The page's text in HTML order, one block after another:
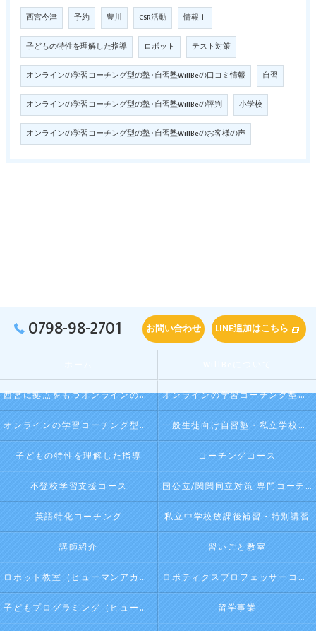
西宮今津 予約 豊川 CSR活動 情報Ⅰ
子どもの特性を理解した指導 ロボット テスト対策
オンラインの学習コーチング型の塾･自習塾WillBeの口コミ情報 自習
オンラインの学習コーチング型の塾･自習塾WillBeの評判 小学校
オンラインの学習コーチング型の塾･自習塾WillBeのお客様の声
0798-98-2701 お問い合わせ LINE追加はこちら
西宮に拠点をもつオンラインの学習コーチング型・映像授業型の塾･自習塾WillBeの口コミ情報 オンラインの学習コーチング型・映像授業型の塾･自習塾WillBeの評判
オンラインの学習コーチング型・映像授業型の塾･自習塾WillBeのお客様の声 一般生徒向け自習塾・私立学校向け放課後学習
子どもの特性を理解した指導 コーチングコース
不登校学習支援コース 国公立/関関同立対策 専門コーチング
英語特化コーチング 私立中学校放課後補習・特別講習
講師紹介 習いごと教室
ロボット教室（ヒューマンアカデミージュニアプログラム） ロボティクスプロフェッサーコース（ヒューマンアカデミージュニアプログラム）
子どもプログラミング（ヒューマンアカデミージュニアプログラム） 留学事業